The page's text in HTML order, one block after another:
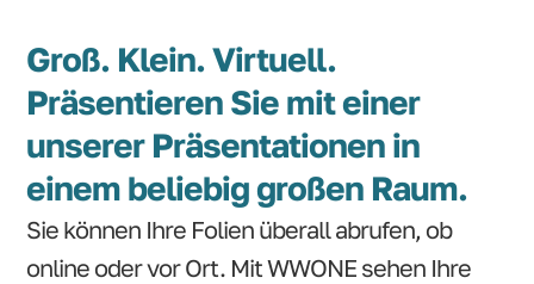
Groß. Klein. Virtuell.
Präsentieren Sie mit einer
unserer Präsentationen in
einem beliebig großen Raum.
Sie können Ihre Folien überall abrufen, ob
online oder vor Ort. Mit WWONE sehen Ihre